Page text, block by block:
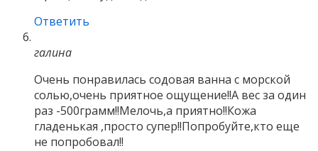
Ответить
галина
Очень понравилась содовая ванна с морской
солью,очень приятное ощущение!!А вес за один
раз -500грамм!!Мелочь,а приятно!!Кожа
гладенькая ,просто супер!!Попробуйте,кто еще
не попробовал!!